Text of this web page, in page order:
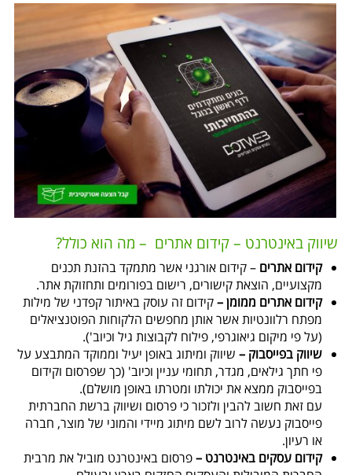
שיווק באינטרנט – קידום אתרים – מה הוא כולל?
קידום אתרים – קידום אורגני אשר מתמקד בהזנת תכנים
מקצועיים, הוצאת קישורים, רישום בפורומים ותחזוקת אתר.
קידום אתרים ממומן –קידום זה עוסק באיתור קפדני של מילות
מפתח רלוונטיות אשר אותן מחפשים הלקוחות הפוטנציאלים
(על פי מיקום גיאוגרפי, פילוח לקבוצות גיל וכיוב').
שיווק בפייסבוק –שיווק ומיתוג באופן יעיל וממוקד המתבצע על
פי חתך גילאים, מגדר, תחומי עניין וכיוב' (כך שפרסום וקידום
בפייסבוק ממצא את יכולתו ומטרתו באופן מושלם).
עם זאת חשוב להבין ולזכור כי פרסום ושיווק ברשת החברתית
פייסבוק נעשה לרוב לשם מיתוג מיידי והמוני של מוצר, חברה
או רעיון.
קידום עסקים באינטרנט –פרסום באינטרנט מוביל את מרבית